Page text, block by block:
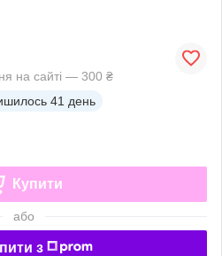
на сайті — 300 ₴
41 день
Купити
або
з